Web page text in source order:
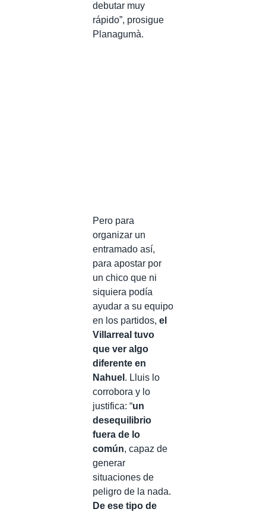
debutar muy
rápido”, prosigue
Planagumà.
Pero para
organizar un
entramado así,
para apostar por
un chico que ni
siquiera podía
ayudar a su equipo
en los partidos, el
Villarreal tuvo
que ver algo
diferente en
Nahuel . Lluis lo
corrobora y lo
justifica: “un
desequilibrio
fuera de lo
común, capaz de
generar
situaciones de
peligro de la nada.
De ese tipo de